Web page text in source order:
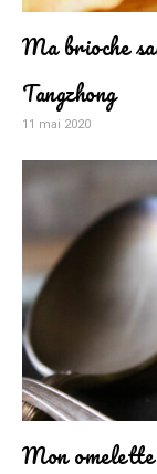
Ma brioche
Tangzhong
11 mai 2020
Mon omelette